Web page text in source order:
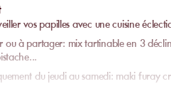
vos papilles avec une cuisine
ou à partager: mix tartinable en 3
du jeudi au samedi: maki furay
de lotte, duo en papillote saumon et